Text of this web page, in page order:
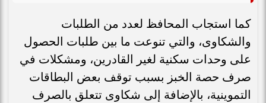
كما استجاب المحافظ لعدد من الطلبات
والشكاوى، والتي تنوعت ما بين طلبات الحصول
على وحدات سكنية لغير القادرين، ومشكلات في
صرف حصة الخبز بسبب توقف بعض البطاقات
التموينية، بالإضافة إلى شكاوى تتعلق بالصرف